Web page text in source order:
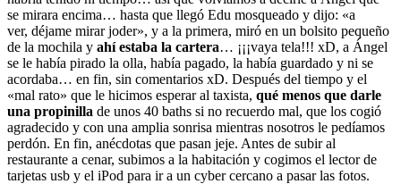
se mirara encima… hasta que llegó Edu mosqueado y dijo: «a
ver, déjame mirar joder», y a la primera, miró en un bolsito pequeño
de la mochila y ahí estaba la cartera… ¡¡¡vaya tela!!! xD, a Ángel
se le había pirado la olla, había pagado, la había guardado y ni se
acordaba… en fin, sin comentarios xD. Después del tiempo y el
«mal rato» que le hicimos esperar al taxista, qué menos que darle
una propinilla de unos 40 baths si no recuerdo mal, que los cogió
agradecido y con una amplia sonrisa mientras nosotros le pedíamos
perdón. En fin, anécdotas que pasan jeje. Antes de subir al
restaurante a cenar, subimos a la habitación y cogimos el lector de
tarjetas usb y el iPod para ir a un cyber cercano a pasar las fotos.